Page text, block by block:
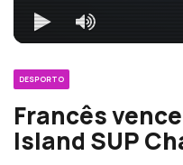
DESPORTO
Francês
Island SUP